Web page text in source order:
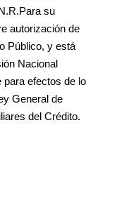
su
autorización de
Público, y está
Nacional
para efectos de lo
General de
del Crédito.